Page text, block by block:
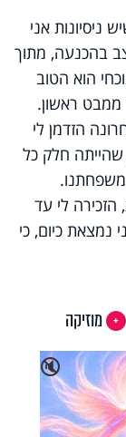
ניסיונות אני
בהכנעה, מתוך
הוא הטוב
ממבט ראשון.
הזדמן לי
חלק כל
לי עד
נמצאת כיום, כי
מוזיקה
🔇